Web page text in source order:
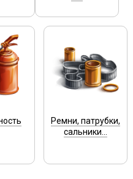
Ремни, патрубки,
сальники...